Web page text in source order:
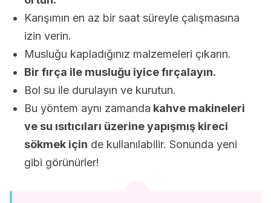
Karışımın en az bir saat süreyle çalışmasına
izin verin.
Musluğu kapladığınız malzemeleri çıkarın.
Bir fırça ile musluğu iyice fırçalayın.
Bol su ile durulayın ve kurutun.
Bu yöntem aynı zamanda kahve makineleri
ve su ısıtıcıları üzerine yapışmış kireci
sökmek için de kullanılabilir. Sonunda yeni
gibi görünürler!